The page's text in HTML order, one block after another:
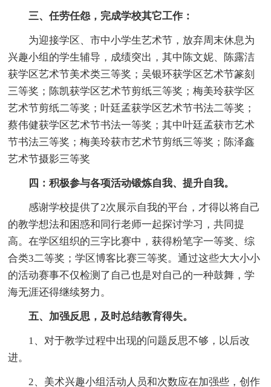
三、任劳任怨，完成学校其它工作：
为迎接学区、市中小学生艺术节，放弃周末休息为
兴趣小组的学生辅导，成绩突出，其中陈文妮、陈露洁
获学区艺术节美术类三等奖；吴银环获学区艺术节篆刻
三等奖；陈凯获学区艺术节剪纸三等奖；梅美玲获学区
艺术节剪纸二等奖；叶廷孟获学区艺术节书法二等奖；
蔡伟健获学区艺术节书法一等奖；其中叶廷孟获市艺术
节书法三等奖；梅美玲获市艺术节剪纸三等奖；陈泽鑫
艺术节摄影三等奖
四：积极参与各项活动锻炼自我、提升自我。
感谢学校提供了2次展示自我的平台，才得以将自己
的教学想法和困惑和同行老师一起探讨学习，共同提
高。在学区组织的三字比赛中，获得粉笔字一等奖、综
合类3二等奖；学区博客比赛三等奖。通过这些大大小小
的活动赛事不仅检测了自己也是对自己的一种鼓舞，学
海无涯还得继续努力。
五、加强反思，及时总结教育得失。
1、对于教学过程中出现的问题反思不够，以后改
进。
2、美术兴趣小组活动人员和次数应在加强些，创作